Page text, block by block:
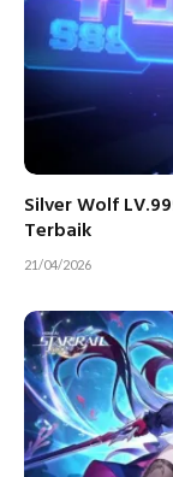
Silver Wolf
Terbaik
21/04/2026